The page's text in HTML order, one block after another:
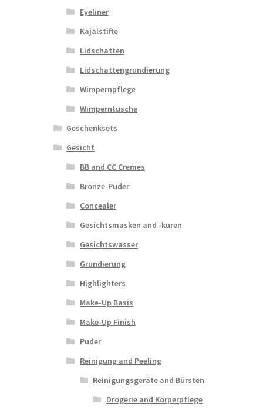
Eyeliner
Kajalstifte
Lidschatten
Lidschattengrundierung
Wimpernpflege
Wimperntusche
Geschenksets
Gesicht
BB and CC Cremes
Bronze-Puder
Concealer
Gesichtsmasken and -kuren
Gesichtswasser
Grundierung
Highlighters
Make-Up Basis
Make-Up Finish
Puder
Reinigung and Peeling
Reinigungsgeräte and Bürsten
Drogerie and Körperpflege